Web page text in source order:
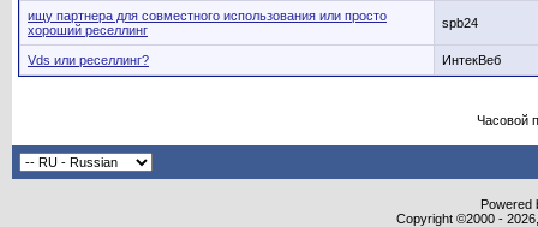
ищу партнера для совместного использования или просто
хороший реселлинг
spb24
Vds или реселлинг? ИнтекВеб
Часовой
Powered
Copyright ©2000 -